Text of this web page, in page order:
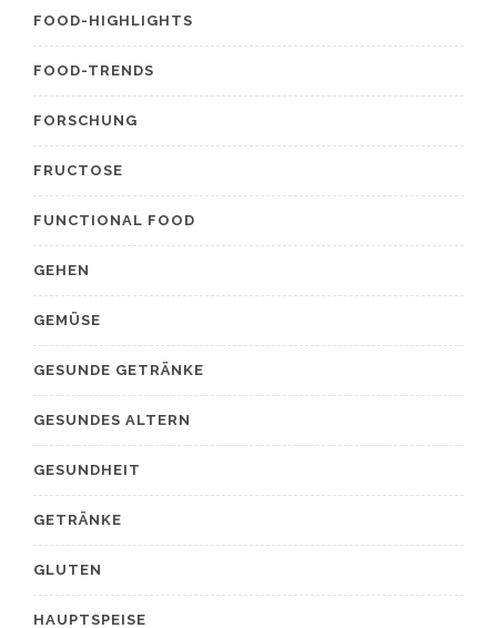
FOOD-HIGHLIGHTS
FOOD-TRENDS
FORSCHUNG
FRUCTOSE
FUNCTIONAL FOOD
GEHEN
GEMÜSE
GESUNDE GETRÄNKE
GESUNDES ALTERN
GESUNDHEIT
GETRÄNKE
GLUTEN
HAUPTSPEISE